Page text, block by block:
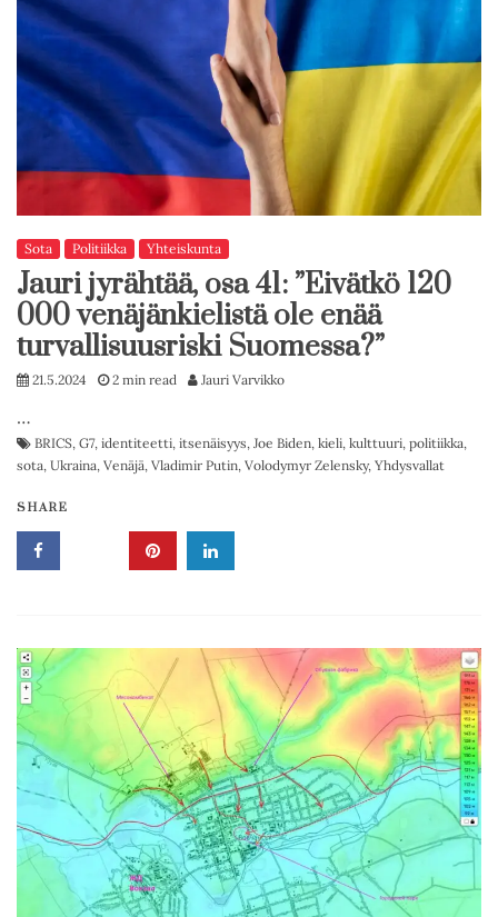
Sota Politiikka Yhteiskunta
Jauri jyrähtää, osa 41: ”Eivätkö 120
000 venäjänkielistä ole enää
turvallisuusriski Suomessa?”
21.5.2024 2 min read Jauri Varvikko
…
BRICS, G7, identiteetti, itsenäisyys, Joe Biden, kieli, kulttuuri, politiikka,
sota, Ukraina, Venäjä, Vladimir Putin, Volodymyr Zelensky, Yhdysvallat
SHARE